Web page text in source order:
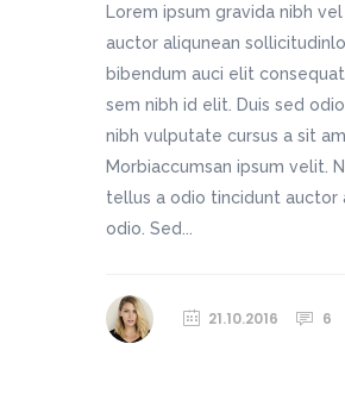
Lorem ipsum gravida nibh
auctor aliqunean
bibendum auci elit
sem nibh id elit. Duis sed
nibh vulputate cursus a sit
Morbiaccumsan ipsum velit.
tellus a odio tincidunt auctor
odio. Sed...
21.10.2016 6